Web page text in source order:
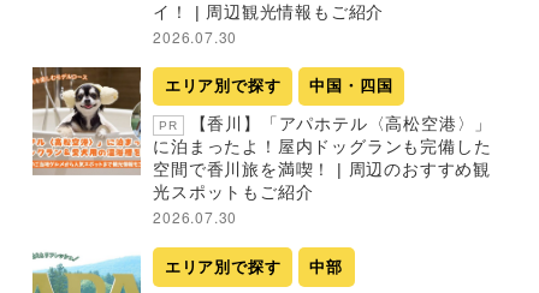
イ！ | 周辺観光情報もご紹介
2026.07.30
エリア別で探す 中国・四国
PR
【香川】「アパホテル〈高松空港〉」
に泊まったよ！屋内ドッグランも完備した
空間で香川旅を満喫！ | 周辺のおすすめ観
光スポットもご紹介
2026.07.30
エリア別で探す 中部